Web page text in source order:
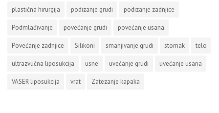
plastična hirurgija podizanje grudi podizanje zadnjice
Podmlađivanje povećanje grudi povećanje usana
Povećanje zadnjice Silikoni smanjivanje grudi stomak telo
ultrazvučna liposukcija usne uvećanje grudi uvećanje usana
VASER liposukcija vrat Zatezanje kapaka